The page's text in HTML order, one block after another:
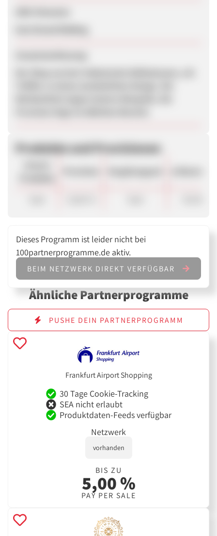
Produkte und Provisionen
Dieses Programm ist leider nicht bei
100partnerprogramme.de aktiv.
BEIM NETZWERK DIREKT VERFÜGBAR
Ähnliche Partnerprogramme
PUSHE DEIN PARTNERPROGRAMM
Frankfurt Airport Shopping
30 Tage Cookie-Tracking
SEA nicht erlaubt
Produktdaten-Feeds verfügbar
Netzwerk
vorhanden
BIS ZU
5,00 %
PAY PER SALE